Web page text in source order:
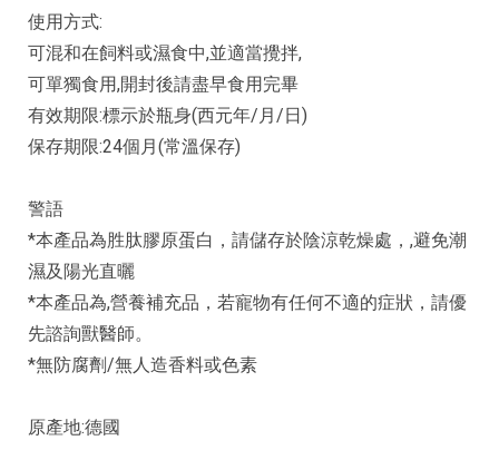
使用方式:
可混和在飼料或濕食中,並適當攪拌,
可單獨食用,開封後請盡早食用完畢
有效期限:標示於瓶身(西元年/月/日)
保存期限:24個月(常溫保存)
警語
*本產品為胜肽膠原蛋白，請儲存於陰涼乾燥處，,避免潮
濕及陽光直曬
*本產品為,營養補充品，若寵物有任何不適的症狀，請優
先諮詢獸醫師。
*無防腐劑/無人造香料或色素
原產地:德國